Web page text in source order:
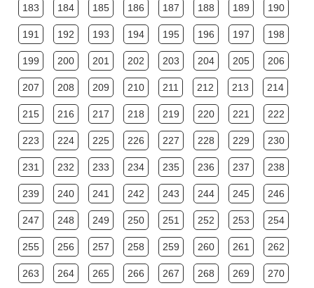
183 184 185 186 187 188 189 190
191 192 193 194 195 196 197 198
199 200 201 202 203 204 205 206
207 208 209 210 211 212 213 214
215 216 217 218 219 220 221 222
223 224 225 226 227 228 229 230
231 232 233 234 235 236 237 238
239 240 241 242 243 244 245 246
247 248 249 250 251 252 253 254
255 256 257 258 259 260 261 262
263 264 265 266 267 268 269 270